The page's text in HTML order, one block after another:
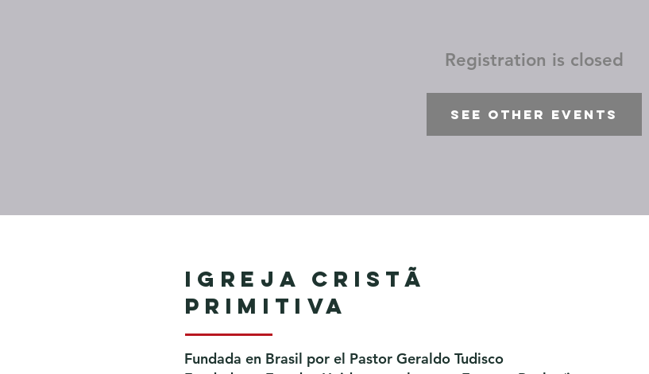
Registration is closed
See other events
Igreja Cristã
Primitiva
Fundada en Brasil por el Pastor Geraldo Tudisco